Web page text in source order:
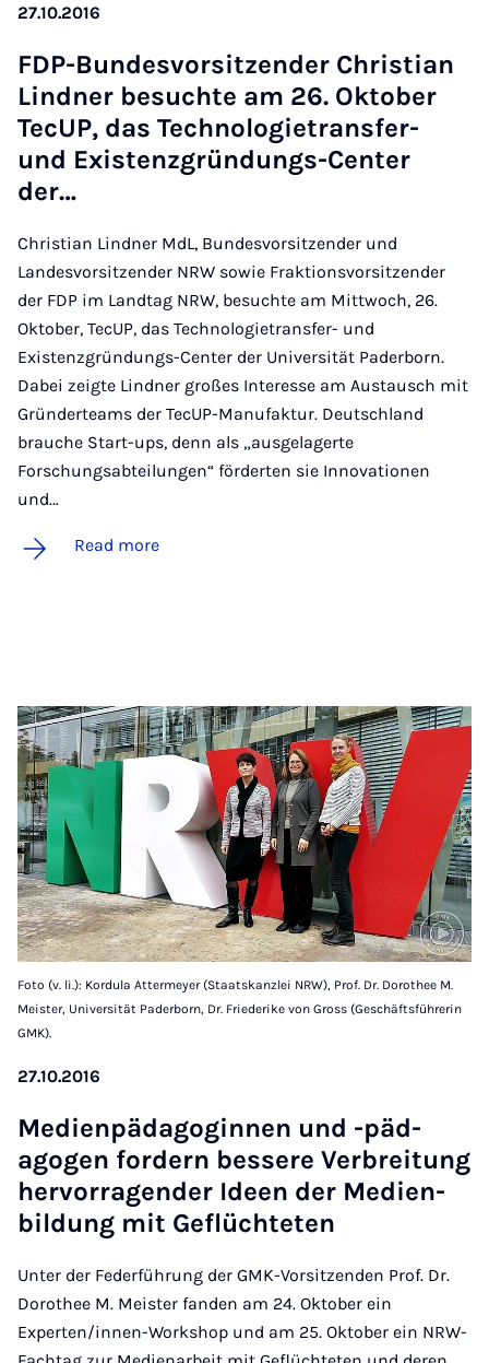
27.10.2016
FDP-Bundes­vorsitzender Chris­ti­an
Lind­ner be­suchte am 26. Ok­to­ber
TecUP, das Tech­no­lo­gi­etrans­fer-
und Ex­isten­zgründungs-Cen­ter
der…
Christian Lindner MdL, Bundesvorsitzender und
Landesvorsitzender NRW sowie Fraktionsvorsitzender
der FDP im Landtag NRW, besuchte am Mittwoch, 26.
Oktober, TecUP, das Technologietransfer- und
Existenzgründungs-Center der Universität Paderborn.
Dabei zeigte Lindner großes Interesse am Austausch mit
Gründerteams der TecUP-Manufaktur. Deutschland
brauche Start-ups, denn als „ausgelagerte
Forschungsabteilungen“ förderten sie Innovationen
und…
Read more
Foto (v. li.): Kordula Attermeyer (Staatskanzlei NRW), Prof. Dr. Dorothee M.
Meister, Universität Paderborn, Dr. Friederike von Gross (Geschäftsführerin
GMK).
27.10.2016
Medi­en­päd­ago­ginnen und -päd­
agogen fordern bessere Ver­breit­ung
her­vor­ra­gender Ideen der Medi­en­
bildung mit Ge­flüchteten
Unter der Federführung der GMK-Vorsitzenden Prof. Dr.
Dorothee M. Meister fanden am 24. Oktober ein
Experten/innen-Workshop und am 25. Oktober ein NRW-